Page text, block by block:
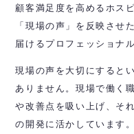
顧客満足度を高めるホス
「現場の声」を反映させ
届けるプロフェッショナ
現場の声を大切にすると
ありません。現場で働く
や改善点を吸い上げ、そ
の開発に活かしています